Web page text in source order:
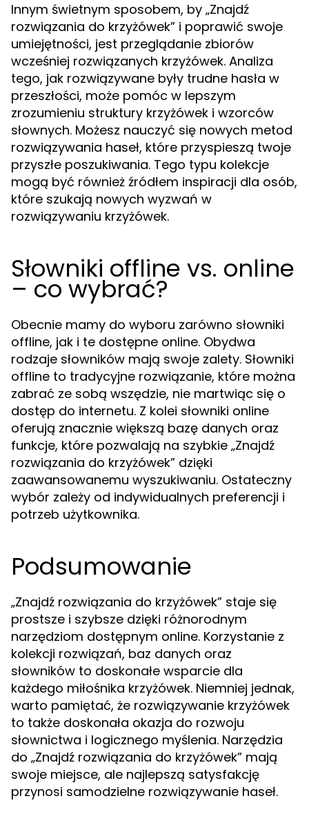
Innym świetnym sposobem, by „Znajdź
rozwiązania do krzyżówek” i poprawić swoje
umiejętności, jest przeglądanie zbiorów
wcześniej rozwiązanych krzyżówek. Analiza
tego, jak rozwiązywane były trudne hasła w
przeszłości, może pomóc w lepszym
zrozumieniu struktury krzyżówek i wzorców
słownych. Możesz nauczyć się nowych metod
rozwiązywania haseł, które przyspieszą twoje
przyszłe poszukiwania. Tego typu kolekcje
mogą być również źródłem inspiracji dla osób,
które szukają nowych wyzwań w
rozwiązywaniu krzyżówek.
Słowniki offline vs. online
– co wybrać?
Obecnie mamy do wyboru zarówno słowniki
offline, jak i te dostępne online. Obydwa
rodzaje słowników mają swoje zalety. Słowniki
offline to tradycyjne rozwiązanie, które można
zabrać ze sobą wszędzie, nie martwiąc się o
dostęp do internetu. Z kolei słowniki online
oferują znacznie większą bazę danych oraz
funkcje, które pozwalają na szybkie „Znajdź
rozwiązania do krzyżówek” dzięki
zaawansowanemu wyszukiwaniu. Ostateczny
wybór zależy od indywidualnych preferencji i
potrzeb użytkownika.
Podsumowanie
„Znajdź rozwiązania do krzyżówek” staje się
prostsze i szybsze dzięki różnorodnym
narzędziom dostępnym online. Korzystanie z
kolekcji rozwiązań, baz danych oraz
słowników to doskonałe wsparcie dla
każdego miłośnika krzyżówek. Niemniej jednak,
warto pamiętać, że rozwiązywanie krzyżówek
to także doskonała okazja do rozwoju
słownictwa i logicznego myślenia. Narzędzia
do „Znajdź rozwiązania do krzyżówek” mają
swoje miejsce, ale najlepszą satysfakcję
przynosi samodzielne rozwiązywanie haseł.